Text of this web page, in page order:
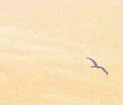
лекции
книги